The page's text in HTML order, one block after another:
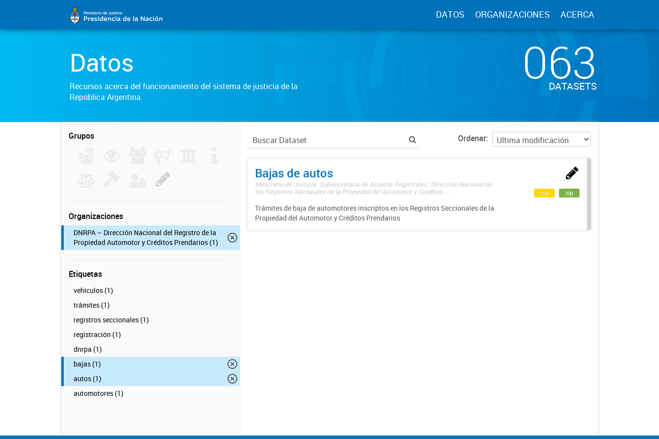
DATOS ORGANIZACIONES ACERCA
Datos
Recursos acerca del funcionamiento del sistema de justicia de la
República Argentina.
063
DATASETS
Grupos
Organizaciones
DNRPA – Dirección Nacional del Registro de la
Propiedad Automotor y Créditos Prendarios (1)
Etiquetas
vehículos (1)
trámites (1)
registros seccionales (1)
registración (1)
dnrpa (1)
bajas (1)
autos (1)
automotores (1)
Ordenar
Bajas de autos
Ministerio de Justicia. Subsecretaría de Asuntos Registrales. Dirección Nacional de
los Registros Nacionales de la Propiedad del Automotor y Créditos ...
Trámites de baja de automotores inscriptos en los Registros Seccionales de la
Propiedad del Automotor y Créditos Prendarios
csv zip